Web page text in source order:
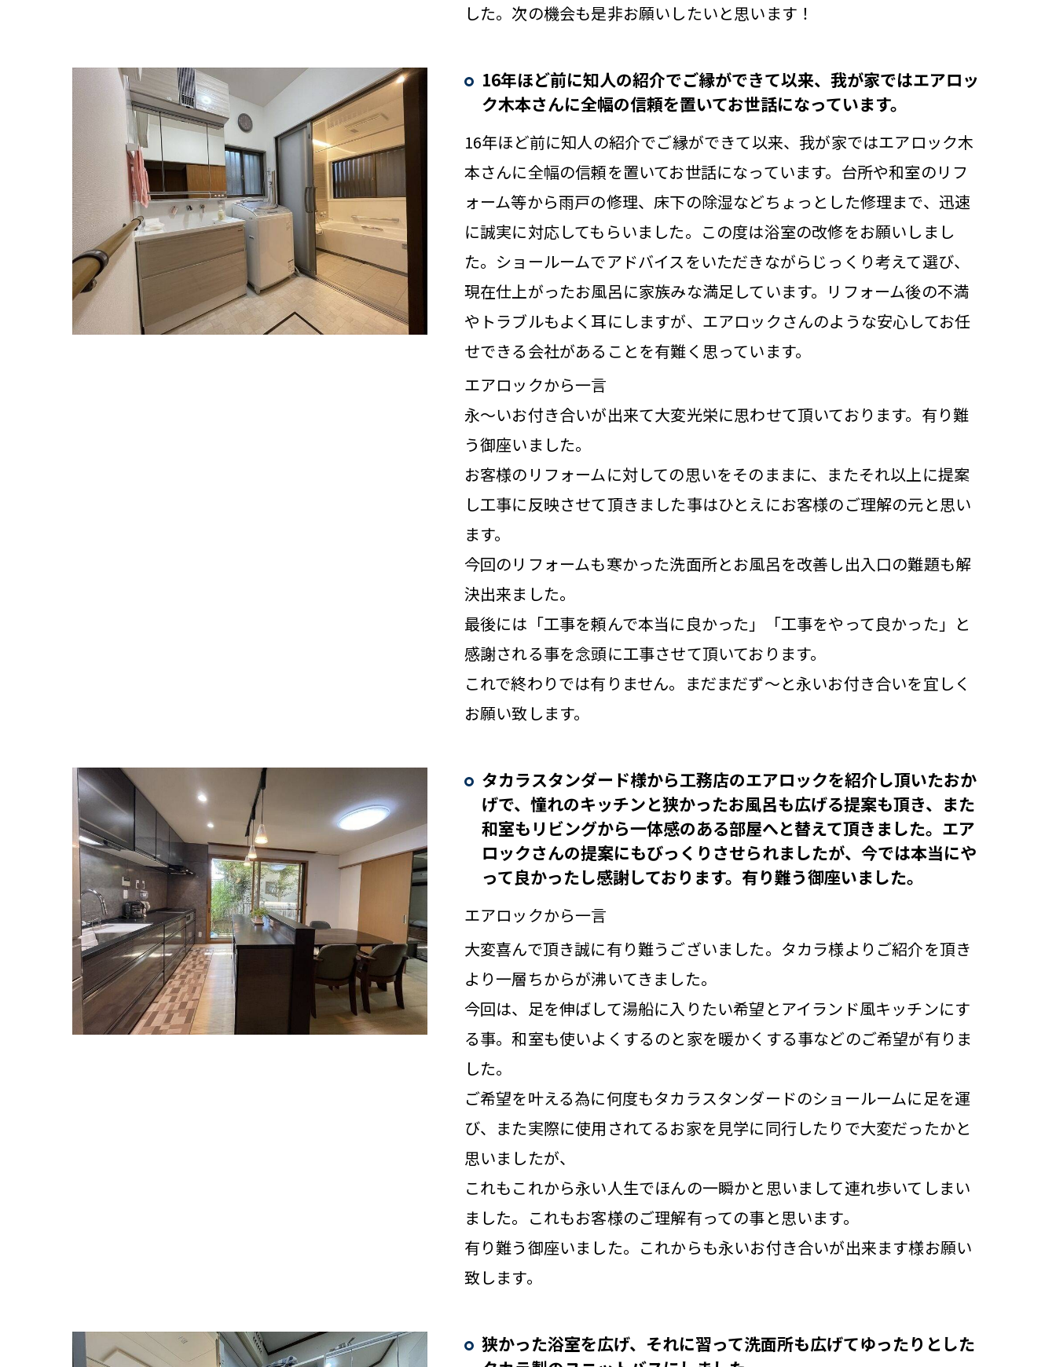
した。次の機会も是非お願いしたいと思います！
16年ほど前に知人の紹介でご縁ができて以来、我が家ではエアロッ
ク木本さんに全幅の信頼を置いてお世話になっています。
16年ほど前に知人の紹介でご縁ができて以来、我が家ではエアロック木
本さんに全幅の信頼を置いてお世話になっています。台所や和室のリフ
ォーム等から雨戸の修理、床下の除湿などちょっとした修理まで、迅速
に誠実に対応してもらいました。この度は浴室の改修をお願いしまし
た。ショールームでアドバイスをいただきながらじっくり考えて選び、
現在仕上がったお風呂に家族みな満足しています。リフォーム後の不満
やトラブルもよく耳にしますが、エアロックさんのような安心してお任
せできる会社があることを有難く思っています。
エアロックから一言
永～いお付き合いが出来て大変光栄に思わせて頂いております。有り難
う御座いました。
お客様のリフォームに対しての思いをそのままに、またそれ以上に提案
し工事に反映させて頂きました事はひとえにお客様のご理解の元と思い
ます。
今回のリフォームも寒かった洗面所とお風呂を改善し出入口の難題も解
決出来ました。
最後には「工事を頼んで本当に良かった」「工事をやって良かった」と
感謝される事を念頭に工事させて頂いております。
これで終わりでは有りません。まだまだず～と永いお付き合いを宜しく
お願い致します。
タカラスタンダード様から工務店のエアロックを紹介し頂いたおか
げで、憧れのキッチンと狭かったお風呂も広げる提案も頂き、また
和室もリビングから一体感のある部屋へと替えて頂きました。エア
ロックさんの提案にもびっくりさせられましたが、今では本当にや
って良かったし感謝しております。有り難う御座いました。
エアロックから一言
大変喜んで頂き誠に有り難うございました。タカラ様よりご紹介を頂き
より一層ちからが沸いてきました。
今回は、足を伸ばして湯船に入りたい希望とアイランド風キッチンにす
る事。和室も使いよくするのと家を暖かくする事などのご希望が有りま
した。
ご希望を叶える為に何度もタカラスタンダードのショールームに足を運
び、また実際に使用されてるお家を見学に同行したりで大変だったかと
思いましたが、
これもこれから永い人生でほんの一瞬かと思いまして連れ歩いてしまい
ました。これもお客様のご理解有っての事と思います。
有り難う御座いました。これからも永いお付き合いが出来ます様お願い
致します。
狭かった浴室を広げ、それに習って洗面所も広げてゆったりとした